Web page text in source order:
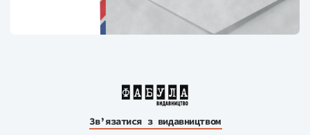
Зв’язатися з видавництвом